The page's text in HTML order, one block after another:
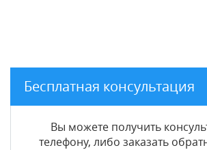
Бесплатная консультация
Вы можете получить
телефону, либо заказать